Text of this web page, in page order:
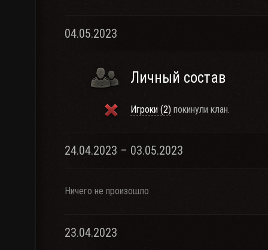
04.05.2023
Личный состав
Игроки (2) покинули клан.
24.04.2023 – 03.05.2023
Ничего не произошло
23.04.2023